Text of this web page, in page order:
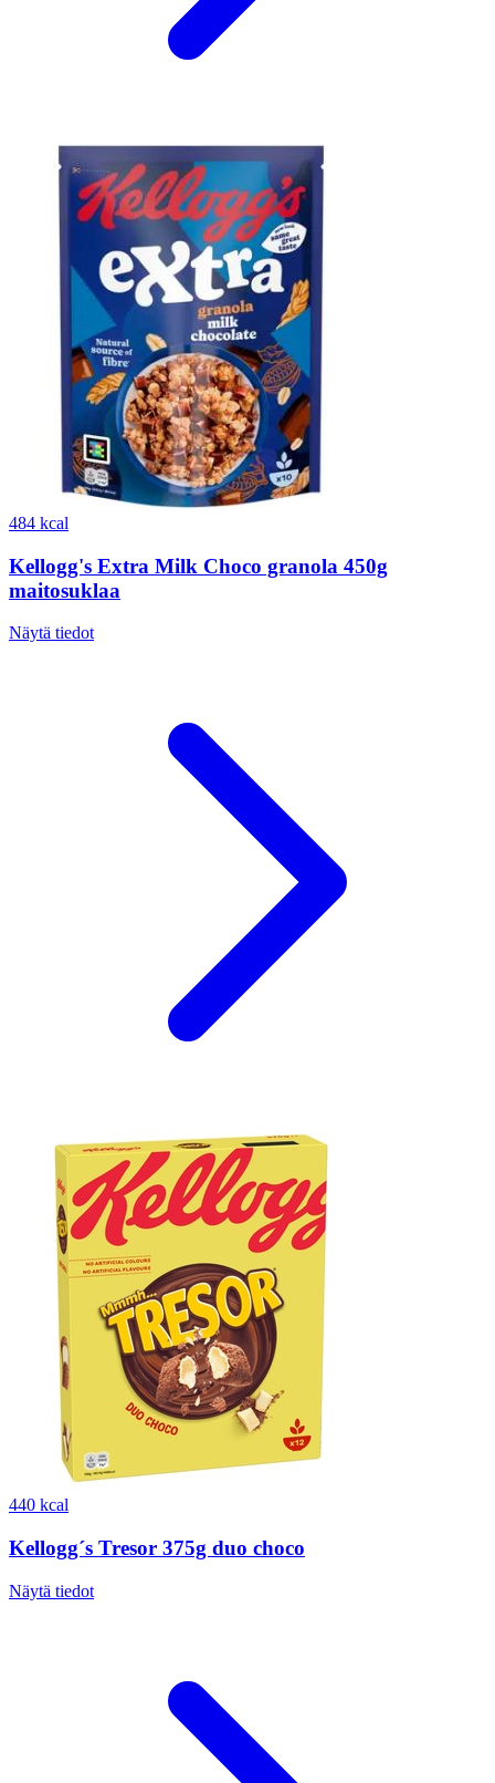
484 kcal
Kellogg's Extra Milk Choco granola 450g
maitosuklaa
Näytä tiedot
440 kcal
Kellogg´s Tresor 375g duo choco
Näytä tiedot